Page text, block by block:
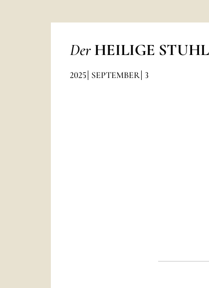
Der HEILIGE STUHL
2025 SEPTEMBER 3